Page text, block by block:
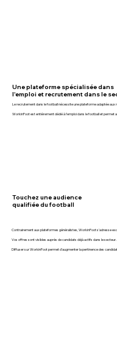
Une plateforme spécialisée dans
l'emploi et recrutement dans le
Le recrutement dans le football nécessite une plateforme adaptée aux
WorkinFoot est entièrement dédié à l'emploi dans le football et
Touchez une audience
qualifiée du football
Contrairement aux plateformes généralistes, WorkinFoot s'adresse
Vos offres sont visibles auprès de candidats déjà actifs dans le secteur.
Diffuser sur WorkinFoot permet d'augmenter la pertinence des